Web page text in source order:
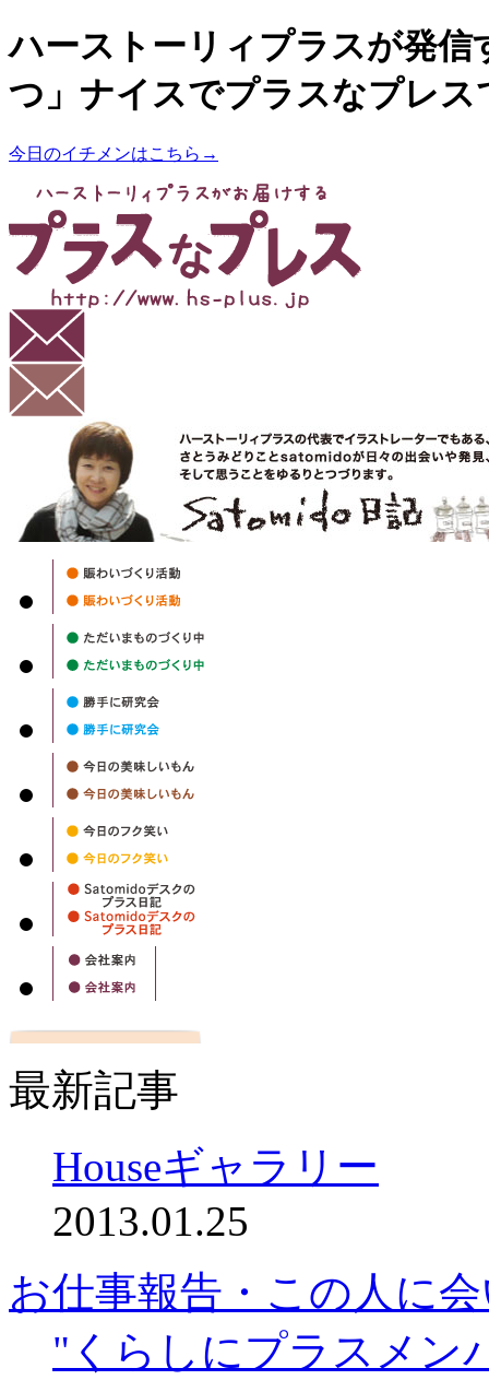
ハーストーリィプラスが発信
つ」ナイスでプラスなプレス
今日のイチメンはこちら→
最新記事
Houseギャラリー
2013.01.25
お仕事報告・この人に
"くらしにプラスメン